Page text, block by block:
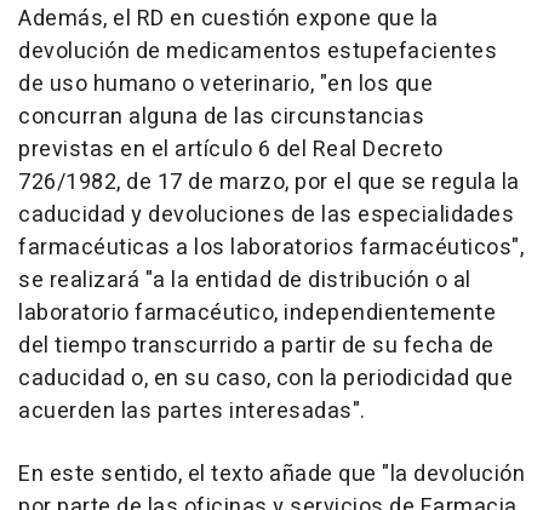
Además, el RD en cuestión expone que la
devolución de medicamentos estupefacientes
de uso humano o veterinario, "en los que
concurran alguna de las circunstancias
previstas en el artículo 6 del Real Decreto
726/1982, de 17 de marzo, por el que se regula la
caducidad y devoluciones de las especialidades
farmacéuticas a los laboratorios farmacéuticos",
se realizará "a la entidad de distribución o al
laboratorio farmacéutico, independientemente
del tiempo transcurrido a partir de su fecha de
caducidad o, en su caso, con la periodicidad que
acuerden las partes interesadas".
En este sentido, el texto añade que "la devolución